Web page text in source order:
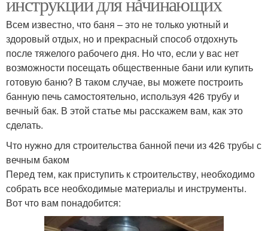
Всем известно, что баня – это не только уютный и
здоровый отдых, но и прекрасный способ отдохнуть
после тяжелого рабочего дня. Но что, если у вас нет
возможности посещать общественные бани или купить
готовую баню? В таком случае, вы можете построить
банную печь самостоятельно, используя 426 трубу и
вечный бак. В этой статье мы расскажем вам, как это
сделать.
Что нужно для строительства банной печи из 426 трубы с
вечным баком
Перед тем, как приступить к строительству, необходимо
собрать все необходимые материалы и инструменты.
Вот что вам понадобится: